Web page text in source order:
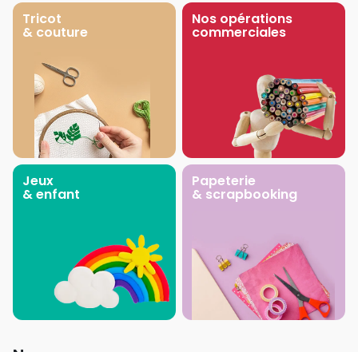
Tricot
& couture
Nos opérations
commerciales
Jeux
& enfant
Papeterie
& scrapbooking